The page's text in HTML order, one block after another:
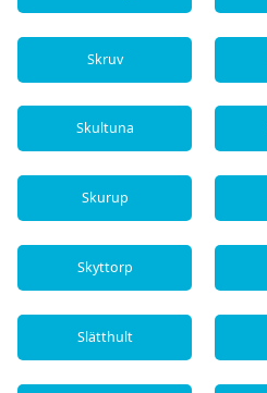
Skruv
Skultuna
Skurup
Skyttorp
Slätthult